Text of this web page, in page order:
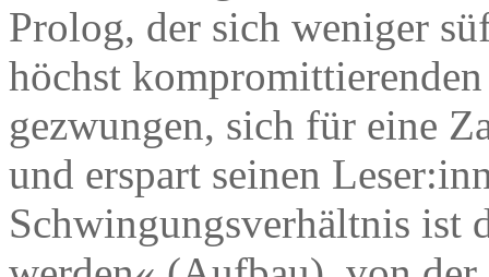
Prolog, der sich weniger
höchst
gezwungen, sich für eine
und erspart seinen
Schwingungsverhältnis ist